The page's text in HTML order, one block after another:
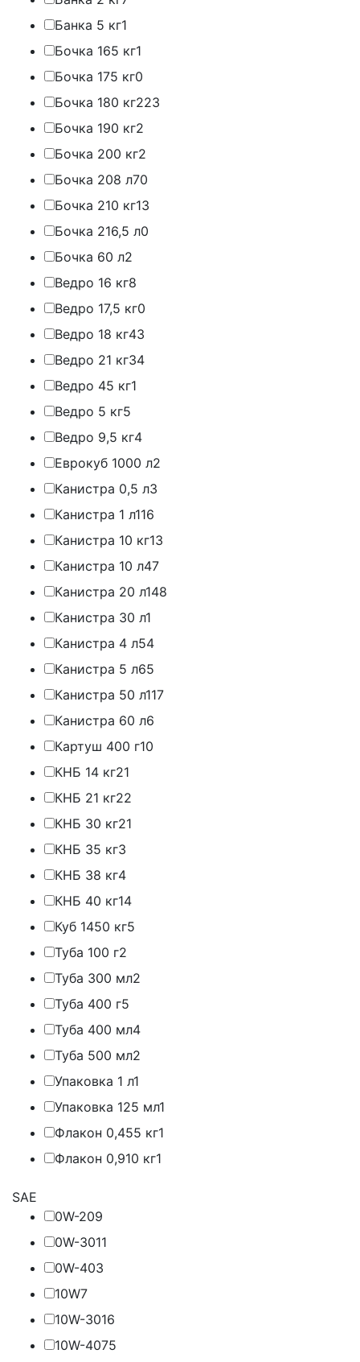
Банка 5 кг1
Бочка 165 кг1
Бочка 175 кг0
Бочка 180 кг223
Бочка 190 кг2
Бочка 200 кг2
Бочка 208 л70
Бочка 210 кг13
Бочка 216,5 л0
Бочка 60 л2
Ведро 16 кг8
Ведро 17,5 кг0
Ведро 18 кг43
Ведро 21 кг34
Ведро 45 кг1
Ведро 5 кг5
Ведро 9,5 кг4
Еврокуб 1000 л2
Канистра 0,5 л3
Канистра 1 л116
Канистра 10 кг13
Канистра 10 л47
Канистра 20 л148
Канистра 30 л1
Канистра 4 л54
Канистра 5 л65
Канистра 50 л117
Канистра 60 л6
Картуш 400 г10
КНБ 14 кг21
КНБ 21 кг22
КНБ 30 кг21
КНБ 35 кг3
КНБ 38 кг4
КНБ 40 кг14
Куб 1450 кг5
Туба 100 г2
Туба 300 мл2
Туба 400 г5
Туба 400 мл4
Туба 500 мл2
Упаковка 1 л1
Упаковка 125 мл1
Флакон 0,455 кг1
Флакон 0,910 кг1
SAE
0W-209
0W-3011
0W-403
10W7
10W-3016
10W-4075